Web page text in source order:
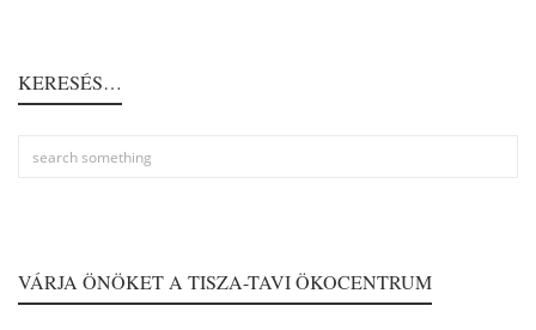
KERESÉS…
VÁRJA ÖNÖKET A TISZA-TAVI ÖKOCENTRUM